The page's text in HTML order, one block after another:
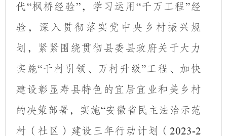
代“枫桥经验”，学习运用“千万工程”经
验，深入贯彻落实党中央乡村振兴规
划，紧紧围绕贯彻县委县政府关于大力
实施“千村引领、万村升级”工程、加快
建设彰显寿县特色的宜居宜业和美乡村
的决策部署，实施“安徽省民主法治示范
村（社区）建设三年行动计划（ 2023-2